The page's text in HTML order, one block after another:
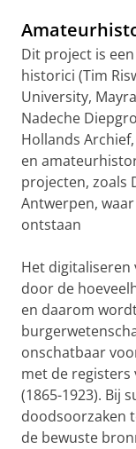
Dit project is
historici (Tim
University,
Nadeche
Hollands
en
projecten, zoals
Antwerpen,
ontstaan
Het digitaliseren
door de
en daarom
onschatbaar
met de registers
(1865-1923). Bij
doodsoorzaken
de bewuste